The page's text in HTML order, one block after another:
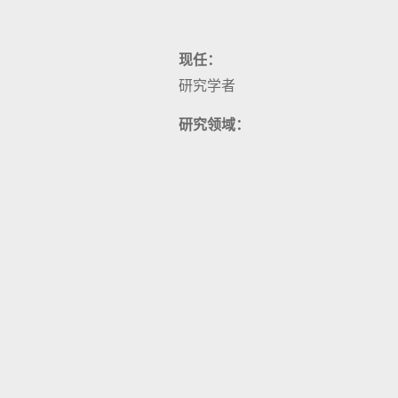
现任：
研究学者
研究领域：